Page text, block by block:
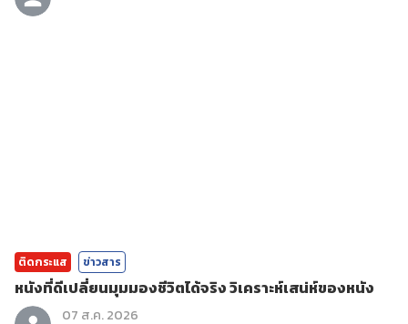
ติดกระแส ข่าวสาร
หนังที่ดีเปลี่ยนมุมมองชีวิตได้จริง วิเคราะห์เสน่ห์ของหนัง
07 ส.ค. 2026